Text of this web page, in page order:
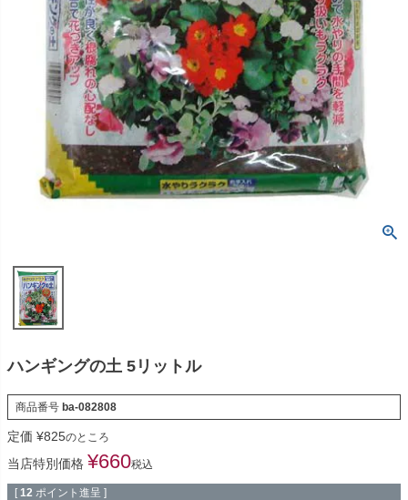
ハンギングの土 5リットル
商品番号 ba-082808
定価 ¥825のところ
当店特別価格 ¥660税込
[ 12 ポイント進呈 ]